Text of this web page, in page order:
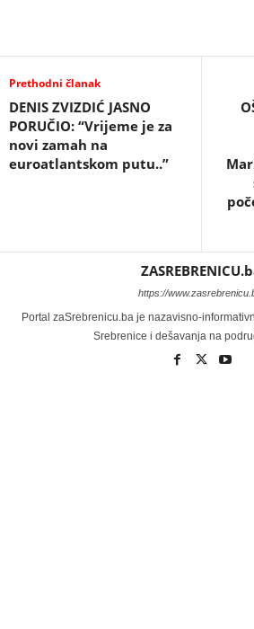
Prethodni članak
DENIS ZVIZDIĆ JASNO
PORUČIO: “Vrijeme je za
novi zamah na
euroatlantskom putu..”
https://
Portal zaSrebrenicu.ba je nazavisno-
Srebrenice i dešavanja na